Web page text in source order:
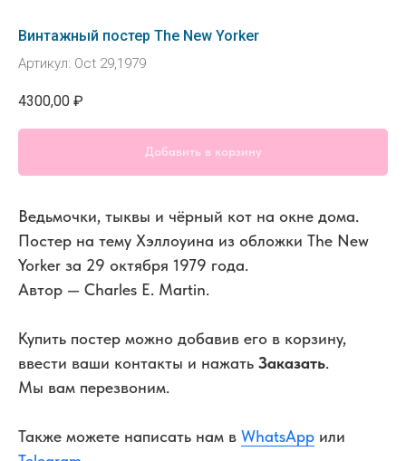
Винтажный постер The New Yorker
Артикул: Oct 29,1979
4300,00 ₽
Добавить в корзину
Ведьмочки, тыквы и чёрный кот на окне дома.
Постер на тему Хэллоуина из обложки The New
Yorker за 29 октября 1979 года.
Автор — Charles E. Martin.
Купить постер можно добавив его в корзину,
ввести ваши контакты и нажать Заказать.
Мы вам перезвоним.
Также можете написать нам в WhatsApp или